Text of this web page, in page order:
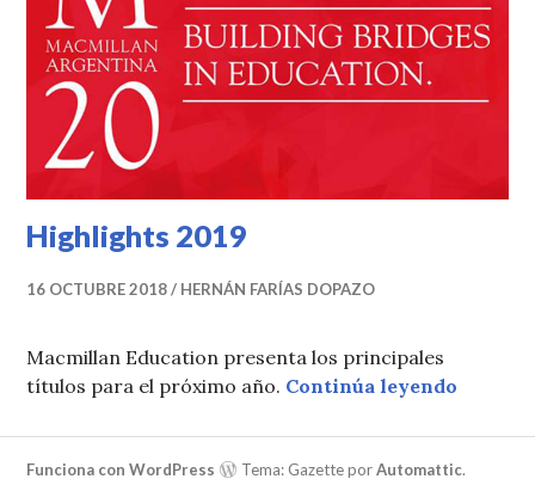
Highlights 2019
16 OCTUBRE 2018 HERNÁN FARÍAS DOPAZO
Macmillan Education presenta los principales
títulos para el próximo año. Continúa leyendo
Funciona con WordPress Tema: Gazette porAutomattic.